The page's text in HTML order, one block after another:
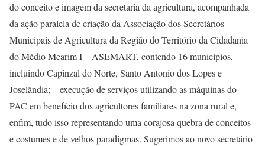
do conceito e imagem da secretaria da agricultura, acompanhada
da ação paralela de criação da Associação dos Secretários
Municipais de Agricultura da Região do Território da Cidadania
do Médio Mearim I – ASEMART, contendo 16 municípios,
incluindo Capinzal do Norte, Santo Antonio dos Lopes e
Joselândia; _ execução de serviços utilizando as máquinas do
PAC em benefício dos agricultores familiares na zona rural e,
enfim, tudo isso representando uma corajosa quebra de conceitos
e costumes e de velhos paradigmas. Sugerimos ao novo secretário